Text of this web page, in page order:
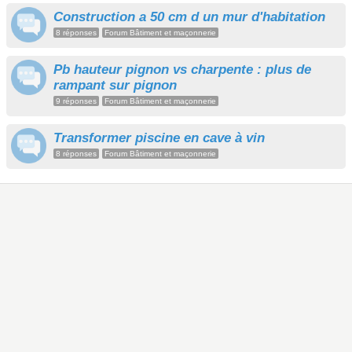
Construction a 50 cm d un mur d'habitation
8 réponses Forum Bâtiment et maçonnerie
Pb hauteur pignon vs charpente : plus de
rampant sur pignon
9 réponses Forum Bâtiment et maçonnerie
Transformer piscine en cave à vin
8 réponses Forum Bâtiment et maçonnerie